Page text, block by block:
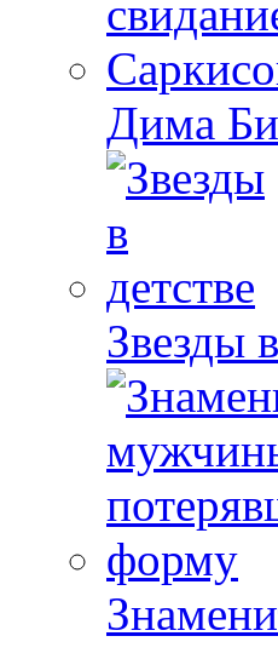
Дима
Звезды